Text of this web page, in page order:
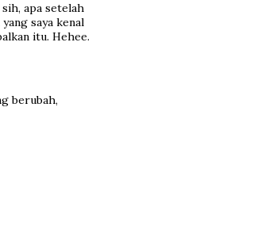
apa setelah
saya kenal
itu. Hehee.
berubah,